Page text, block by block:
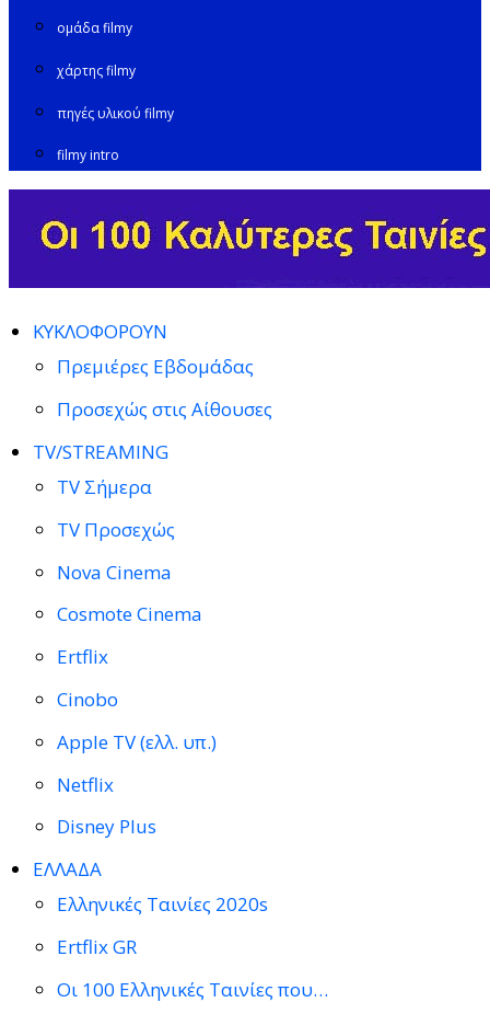
ομάδα filmy
χάρτης filmy
πηγές υλικού filmy
filmy intro
ΚΥΚΛΟΦΟΡΟΥΝ
Πρεμιέρες Εβδομάδας
Προσεχώς στις Αίθουσες
TV/STREAMING
TV Σήμερα
TV Προσεχώς
Nova Cinema
Cosmote Cinema
Ertflix
Cinobo
Apple TV (ελλ. υπ.)
Netflix
Disney Plus
ΕΛΛΑΔΑ
Ελληνικές Ταινίες 2020s
Ertflix GR
Οι 100 Ελληνικές Ταινίες που…